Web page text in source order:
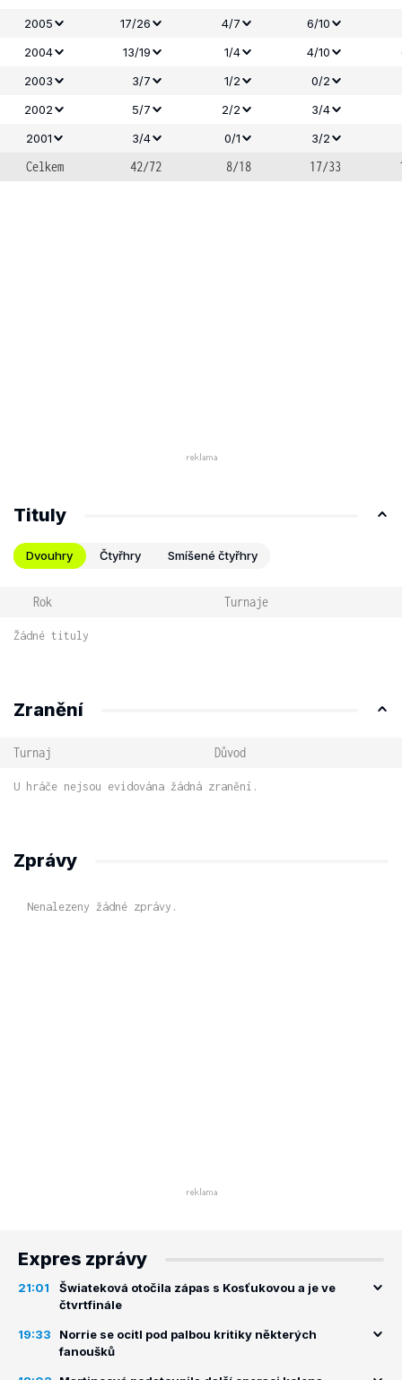
2005 17/26 4/7 6/10
2004
13/19 1/4 4/10
2003
3/7 1/2 0/2
2002
5/7 2/2
3/4
2001
3/4 0/1 3/2
Celkem 42/72 8/18 17/33
Tituly
Dvouhry Čtyřhry Smíšené čtyřhry
Rok Turnaje
Žádné tituly
Zranění
Turnaj Důvod
U hráče nejsou evidována žádná zranění.
Zprávy
Nenalezeny žádné zprávy.
Expres zprávy
21:01
Šwiateková otočila zápas s Kosťukovou a je ve
čtvrtfinále
19:33
Norrie se ocitl pod palbou kritiky některých
fanoušků